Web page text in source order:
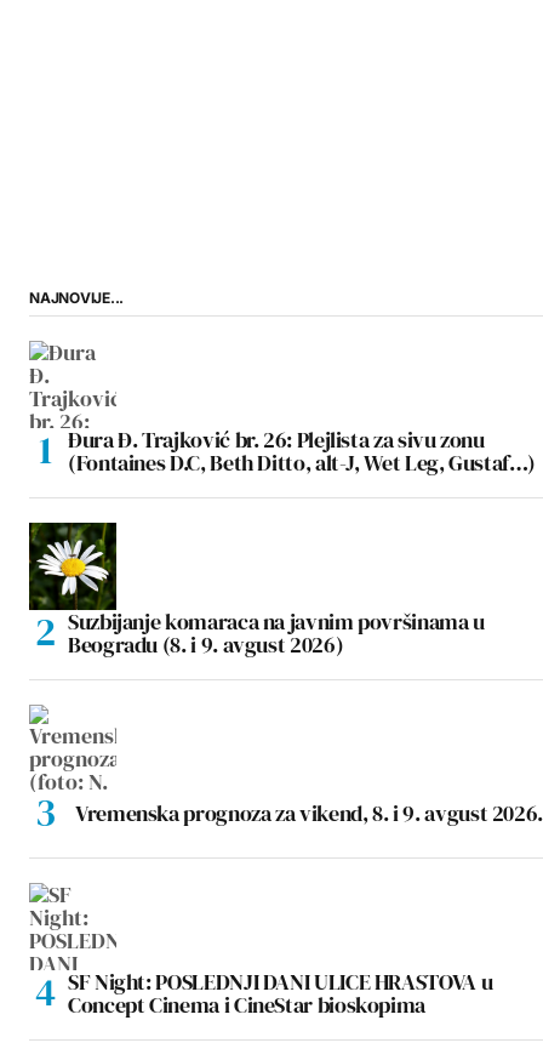
NAJNOVIJE...
Đura Đ. Trajković br. 26: Plejlista za sivu zonu
(Fontaines D.C, Beth Ditto, alt-J, Wet Leg, Gustaf…)
Suzbijanje komaraca na javnim površinama u
Beogradu (8. i 9. avgust 2026)
Vremenska prognoza za vikend, 8. i 9. avgust 2026.
SF Night: POSLEDNJI DANI ULICE HRASTOVA u
Concept Cinema i CineStar bioskopima